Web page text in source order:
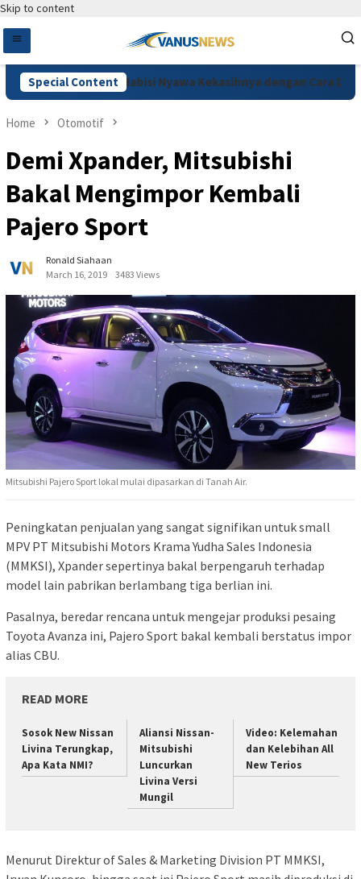
Skip to content
Special Content
Pelaku Habisi Nyawa Kekasihnya dengan Cara
Home Otomotif
Demi Xpander, Mitsubishi
Bakal Mengimpor Kembali
Pajero Sport
Ronald Siahaan
March 16, 2019
3483 Views
Mitsubishi Pajero Sport lokal mulai dipasarkan di Tanah Air.
Peningkatan penjualan yang sangat signifikan untuk small
MPV PT Mitsubishi Motors Krama Yudha Sales Indonesia
(MMKSI), Xpander sepertinya bakal berpengaruh terhadap
model lain pabrikan berlambang tiga berlian ini.
Pasalnya, beredar rencana untuk mengejar produksi pesaing
Toyota Avanza ini, Pajero Sport bakal kembali berstatus impor
alias CBU.
READ MORE
Sosok New Nissan
Livina Terungkap,
Apa Kata NMI?
Aliansi Nissan-
Mitsubishi
Luncurkan
Livina Versi
Mungil
Video: Kelemahan
dan Kelebihan All
New Terios
Menurut Direktur of Sales & Marketing Division PT MMKSI,